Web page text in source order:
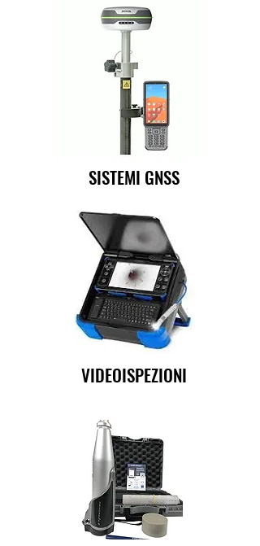
SISTEMI GNSS
VIDEOISPEZIONI